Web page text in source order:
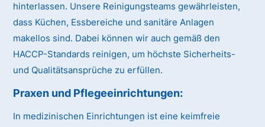
hinterlassen. Unsere Reinigungsteams gewährleisten,
dass Küchen, Essbereiche und sanitäre Anlagen
makellos sind. Dabei können wir auch gemäß den
HACCP-Standards reinigen, um höchste Sicherheits-
und Qualitätsansprüche zu erfüllen.
Praxen und Pflegeeinrichtungen:
In medizinischen Einrichtungen ist eine keimfreie